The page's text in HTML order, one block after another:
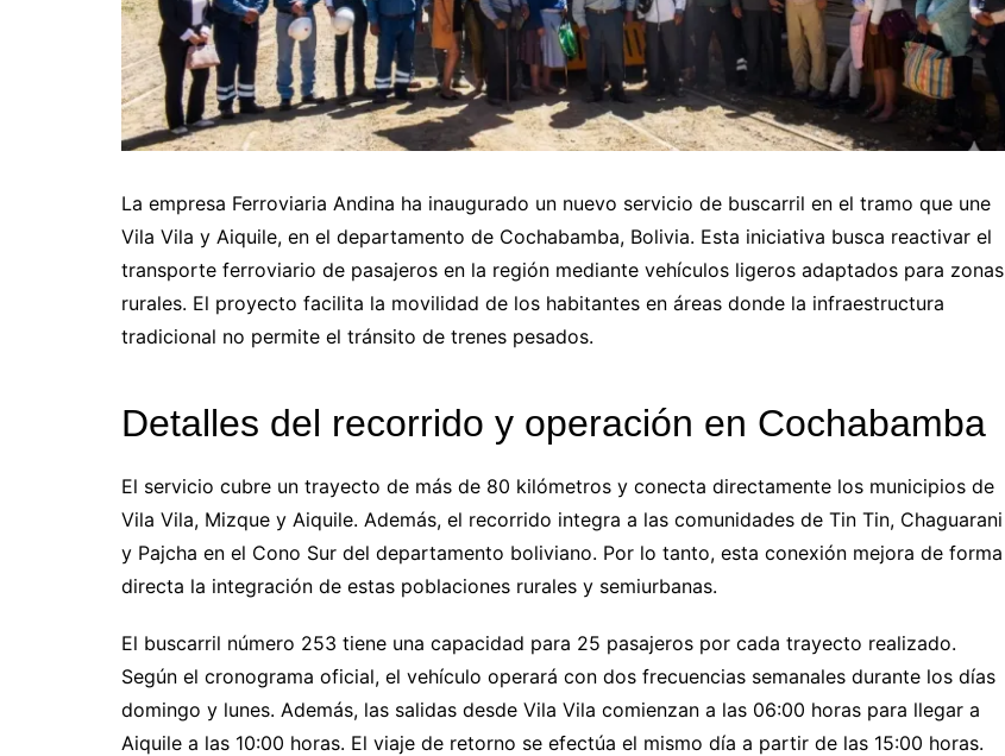
La empresa Ferroviaria Andina ha inaugurado un nuevo servicio de buscarril en el tramo que une
Vila Vila y Aiquile, en el departamento de Cochabamba, Bolivia. Esta iniciativa busca reactivar el
transporte ferroviario de pasajeros en la región mediante vehículos ligeros adaptados para zonas
rurales. El proyecto facilita la movilidad de los habitantes en áreas donde la infraestructura
tradicional no permite el tránsito de trenes pesados.
Detalles del recorrido y operación en Cochabamba
El servicio cubre un trayecto de más de 80 kilómetros y conecta directamente los municipios de
Vila Vila, Mizque y Aiquile. Además, el recorrido integra a las comunidades de Tin Tin, Chaguarani
y Pajcha en el Cono Sur del departamento boliviano. Por lo tanto, esta conexión mejora de forma
directa la integración de estas poblaciones rurales y semiurbanas.
El buscarril número 253 tiene una capacidad para 25 pasajeros por cada trayecto realizado.
Según el cronograma oficial, el vehículo operará con dos frecuencias semanales durante los días
domingo y lunes. Además, las salidas desde Vila Vila comienzan a las 06:00 horas para llegar a
Aiquile a las 10:00 horas. El viaje de retorno se efectúa el mismo día a partir de las 15:00 horas.